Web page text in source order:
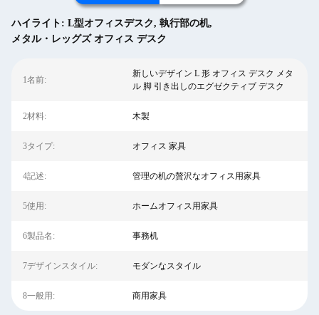
ハイライト: L型オフィスデスク, 執行部の机,
メタル・レッグズ オフィス デスク
1名前:
新しいデザイン L 形 オフィス デスク メタ
ル 脚 引き出しのエグゼクティブ デスク
2材料: 木製
3タイプ: オフィス 家具
4記述: 管理の机の贅沢なオフィス用家具
5使用: ホームオフィス用家具
6製品名: 事務机
7デザインスタイル: モダンなスタイル
8一般用: 商用家具